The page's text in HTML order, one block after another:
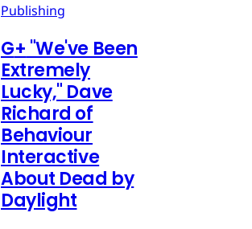
Publishing
G+ "We've Been
Extremely
Lucky," Dave
Richard of
Behaviour
Interactive
About Dead by
Daylight